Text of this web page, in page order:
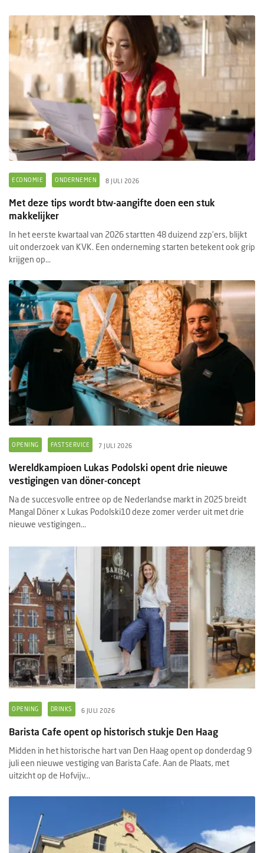
ECONOMIE ONDERNEMEN 8 JULI 2026
Met deze tips wordt btw-aangifte doen een stuk
makkelijker
In het eerste kwartaal van 2026 startten 48 duizend zzp’ers, blijkt
uit onderzoek van KVK. Een onderneming starten betekent ook grip
krijgen op...
OPENING FASTSERVICE 7 JULI 2026
Wereldkampioen Lukas Podolski opent drie nieuwe
vestigingen van döner-concept
Na de succesvolle entree op de Nederlandse markt in 2025 breidt
Mangal Döner x Lukas Podolski10 deze zomer verder uit met drie
nieuwe vestigingen...
OPENING DRINKS 6 JULI 2026
Barista Cafe opent op historisch stukje Den Haag
Midden in het historische hart van Den Haag opent op donderdag 9
juli een nieuwe vestiging van Barista Cafe. Aan de Plaats, met
uitzicht op de Hofvijv...